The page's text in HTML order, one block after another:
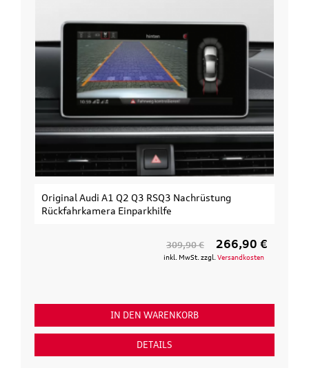
Original Audi A1 Q2 Q3 RSQ3 Nachrüstung
Rückfahrkamera Einparkhilfe
309,90 € 266,90 €
inkl. MwSt. zzgl. Versandkosten
IN DEN WARENKORB
DETAILS